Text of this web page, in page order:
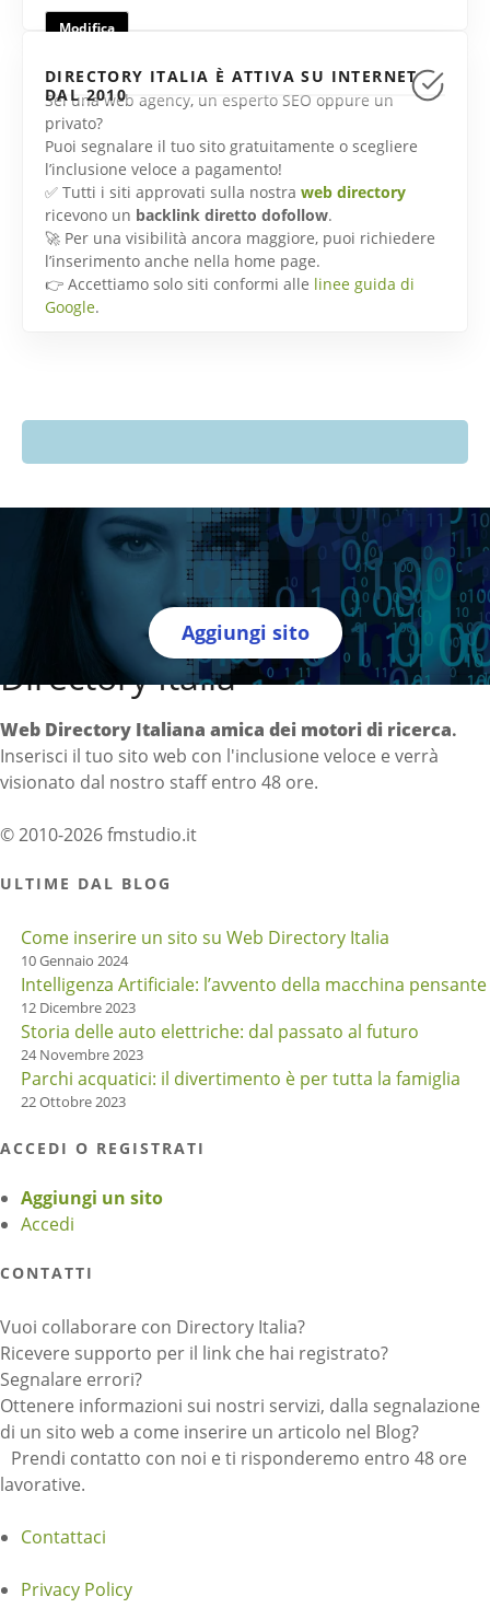
Modifica
DIRECTORY ITALIA È ATTIVA SU INTERNET
DAL 2010
Sei una web agency, un esperto SEO oppure un
privato?
Puoi segnalare il tuo sito gratuitamente o scegliere
l’inclusione veloce a pagamento!
✅ Tutti i siti approvati sulla nostra web directory
ricevono un backlink diretto dofollow.
🚀 Per una visibilità ancora maggiore, puoi richiedere
l’inserimento anche nella home page.
👉 Accettiamo solo siti conformi alle linee guida di
Google.
Aggiungi sito
Directory Italia
Web Directory Italiana amica dei motori di ricerca.
Inserisci il tuo sito web con l'inclusione veloce e verrà
visionato dal nostro staff entro 48 ore.
© 2010-2026 fmstudio.it
ULTIME DAL BLOG
Come inserire un sito su Web Directory Italia
10 Gennaio 2024
Intelligenza Artificiale: l’avvento della macchina pensante
12 Dicembre 2023
Storia delle auto elettriche: dal passato al futuro
24 Novembre 2023
Parchi acquatici: il divertimento è per tutta la famiglia
22 Ottobre 2023
ACCEDI O REGISTRATI
Aggiungi un sito
Accedi
CONTATTI
Vuoi collaborare con Directory Italia?
Ricevere supporto per il link che hai registrato?
Segnalare errori?
Ottenere informazioni sui nostri servizi, dalla segnalazione
di un sito web a come inserire un articolo nel Blog?
Prendi contatto con noi e ti risponderemo entro 48 ore
lavorative.
Contattaci
Privacy Policy